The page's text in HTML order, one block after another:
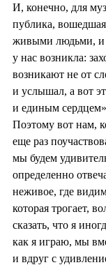
И, конечно, для
публика, вошедшая
живыми людьми, и
у нас возникла:
возникают не от
и услышал, а вот
и единым
Поэтому вот нам,
еще раз
мы будем
определенно
неживое, где
которая трогает,
сказать, что я
как я играю, мы
и вдруг с